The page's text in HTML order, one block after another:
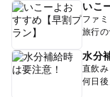
いこ
ファ
旅行
水分
直飲み
何日